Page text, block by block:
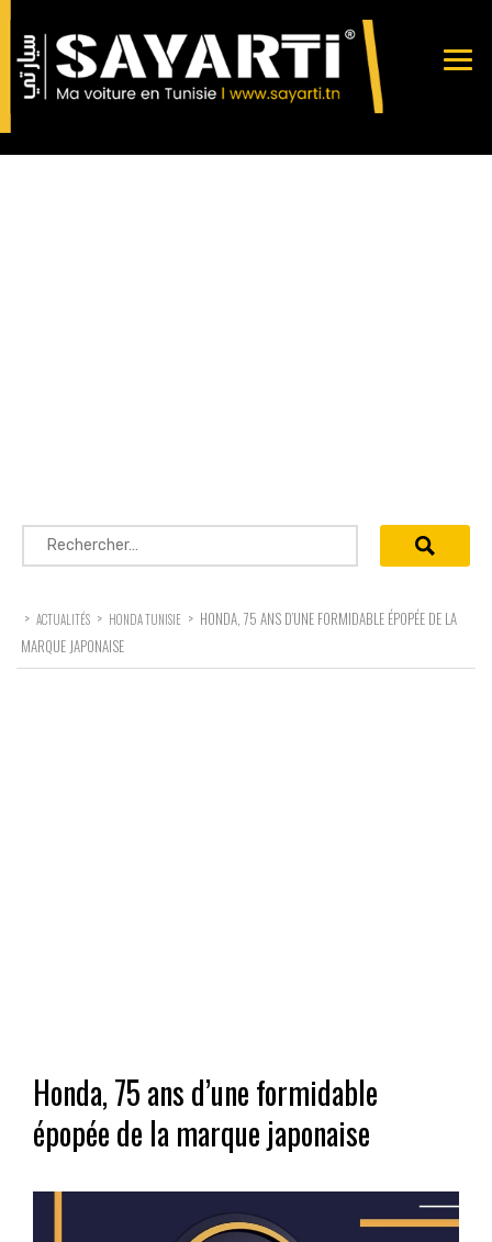
Rechercher :
> ACTUALITÉS > HONDA TUNISIE > HONDA, 75 ANS D’UNE FORMIDABLE ÉPOPÉE DE LA
MARQUE JAPONAISE
Honda, 75 ans d’une formidable
épopée de la marque japonaise